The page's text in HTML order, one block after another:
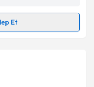
ilişkin
verilerimin belirtilen
Gönder
Et
takvimi talebi
almanız için bir
ile bilgilendireceğiz.